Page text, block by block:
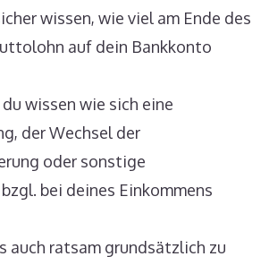
wissen, wie viel am Ende des
auf dein Bankkonto
wissen wie sich eine
der Wechsel der
oder sonstige
bei deines Einkommens
auch ratsam grundsätzlich zu